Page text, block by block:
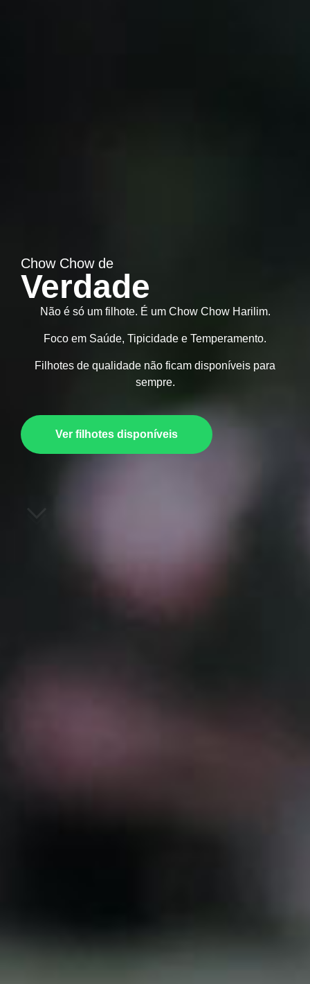
Chow Chow de
Verdade
Não é só um filhote. É um Chow Chow Harilim.
Foco em Saúde, Tipicidade e Temperamento.
Filhotes de qualidade não ficam disponíveis para
sempre.
Ver filhotes disponíveis